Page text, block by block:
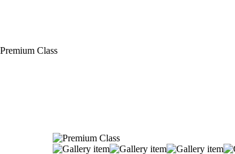
Premium Class